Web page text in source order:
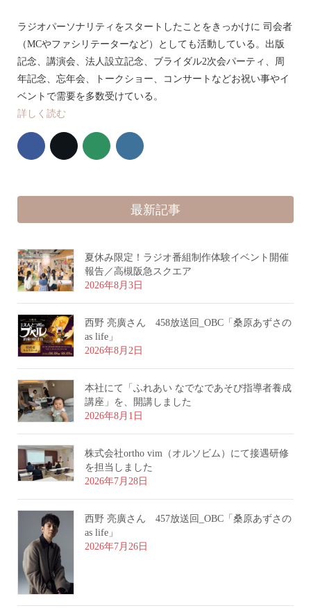
ラジオパーソナリティをスタートしたことをきっかけに 司会者
（MCやファシリテーターなど）としても活動している。出版
記念、講演会、法人設立記念、ブライダル2次会パーティ、周
年記念、忘年会、トークショー、コンサートなどお祝い事やイ
ベントで需要を多数受けている。
詳しく読む
最新記事
夏休み限定！ラジオ番組制作体験イベント開催
報告／高槻阪急スクエア
2026年8月3日
西野 亮廣さん 458放送回_OBC「桑原あずさの
as life」
2026年8月2日
本社にて「ふれあい なでなであそび指導者養成
講座」を、開講しました
2026年8月1日
株式会社ortho vim（オルソビム）にて接遇研修
を担当しました
2026年7月28日
西野 亮廣さん 457放送回_OBC「桑原あずさの
as life」
2026年7月26日